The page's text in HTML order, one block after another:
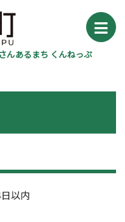
んあるまち くんねっぷ
以内